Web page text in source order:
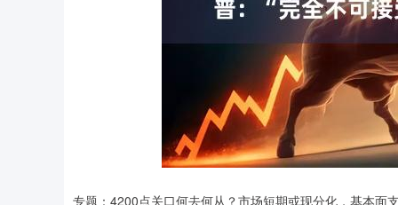
专题：4200点关口何去何从？市场短期或现分化，基本面